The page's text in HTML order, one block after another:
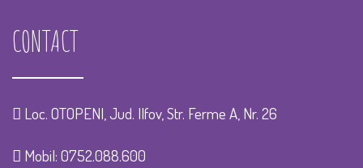
CONTACT
Loc. OTOPENI, Jud. Ilfov, Str. Ferme A, Nr. 26
Mobil: 0752.088.600